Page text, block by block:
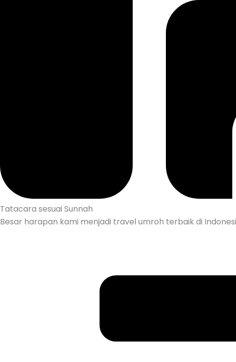
Tatacara sesuai Sunnah
Besar harapan kami menjadi travel umroh terbaik di